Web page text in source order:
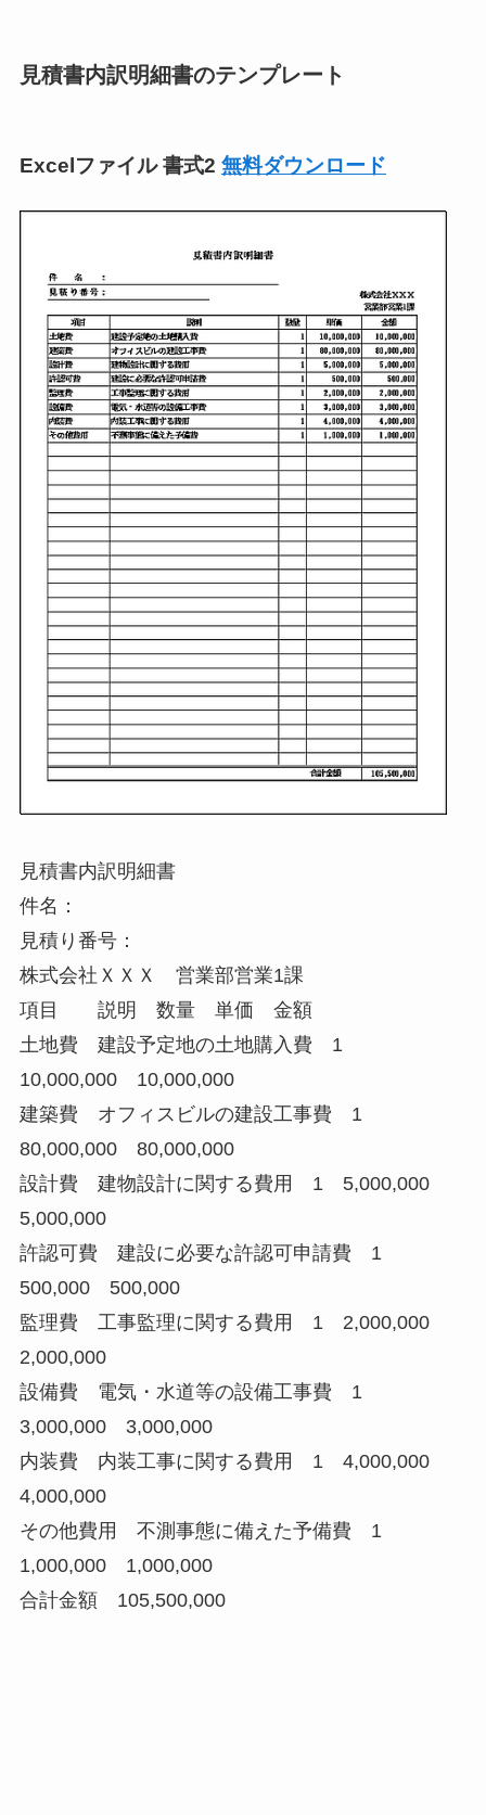
見積書内訳明細書のテンプレート
Excelファイル 書式2 無料ダウンロード
見積書内訳明細書
件名：
見積り番号：
株式会社ＸＸＸ 営業部営業1課
項目 説明 数量 単価 金額
土地費 建設予定地の土地購入費 1
10,000,000 10,000,000
建築費 オフィスビルの建設工事費 1
80,000,000 80,000,000
設計費 建物設計に関する費用 1 5,000,000
5,000,000
許認可費 建設に必要な許認可申請費 1
500,000 500,000
監理費 工事監理に関する費用 1 2,000,000
2,000,000
設備費 電気・水道等の設備工事費 1
3,000,000 3,000,000
内装費 内装工事に関する費用 1 4,000,000
4,000,000
その他費用 不測事態に備えた予備費 1
1,000,000 1,000,000
合計金額 105,500,000